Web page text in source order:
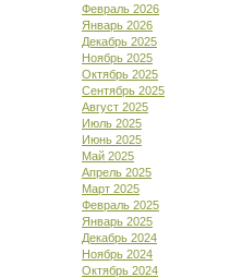
Февраль 2026
Январь 2026
Декабрь 2025
Ноябрь 2025
Октябрь 2025
Сентябрь 2025
Август 2025
Июль 2025
Июнь 2025
Май 2025
Апрель 2025
Март 2025
Февраль 2025
Январь 2025
Декабрь 2024
Ноябрь 2024
Октябрь 2024